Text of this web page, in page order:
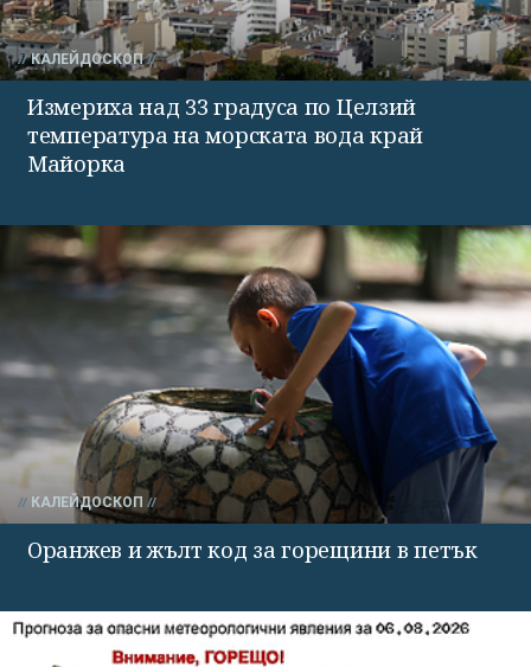
КАЛЕЙДОСКОП
Измериха над 33 градуса по Целзий
температура на морската вода край
Майорка
КАЛЕЙДОСКОП
Оранжев и жълт код за горещини в петък